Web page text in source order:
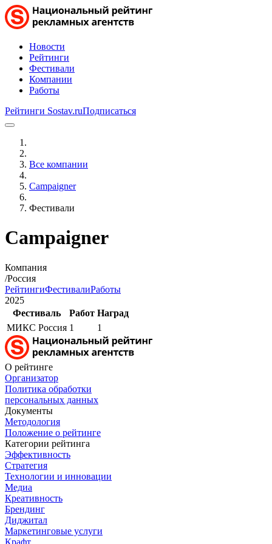
Новости
Рейтинги
Фестивали
Компании
Работы
Рейтинги Sostav.ruПодписаться
Все компании
Campaigner
Фестивали
Campaigner
Компания
/Россия
РейтингиФестивалиРаботы
2025
Фестиваль
Работ Наград
МИКС Россия 1 1
О рейтинге
Организатор
Политика обработки
персональных данных
Документы
Методология
Положение о рейтинге
Категории рейтинга
Эффективность
Стратегия
Технологии и инновации
Медиа
Креативность
Брендинг
Диджитал
Маркетинговые услуги
Крафт